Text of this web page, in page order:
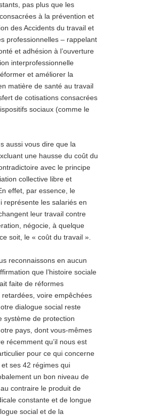
pas plus que les
à la prévention et
des Accidents du travail et
professionnelles – rappelant
et adhésion à l’ouverture
interprofessionnelle
et améliorer la
matière de santé au travail
de cotisations consacrées
sociaux (comme le
aussi vous dire que la
une hausse du coût du
avec le principe
collective libre et
effet, par essence, le
représente les salariés en
leur travail contre
négocie, à quelque
soit, le « coût du travail ».
reconnaissons en aucun
que l’histoire sociale
faite de réformes
retardées, voire empêchées
dialogue social reste
système de protection
pays, dont vous-mêmes
récemment qu’il nous est
pour ce qui concerne
et ses 42 régimes qui
un bon niveau de
au contraire le produit de
constante et de longue
social et de la